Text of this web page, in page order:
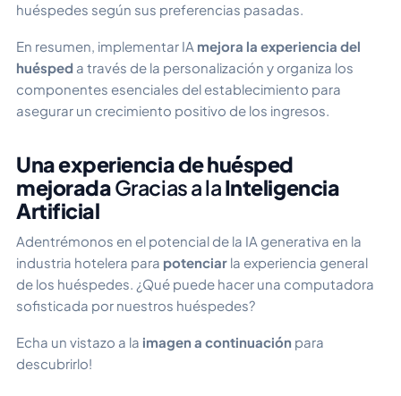
huéspedes según sus preferencias pasadas.
En resumen, implementar IA mejora la experiencia del
huésped a través de la personalización y organiza los
componentes esenciales del establecimiento para
asegurar un crecimiento positivo de los ingresos.
Una experiencia de huésped
mejoradaGracias a laInteligencia
Artificial
Adentrémonos en el potencial de la IA generativa en la
industria hotelera para potenciar la experiencia general
de los huéspedes. ¿Qué puede hacer una computadora
sofisticada por nuestros huéspedes?
Echa un vistazo a la imagen a continuación para
descubrirlo!